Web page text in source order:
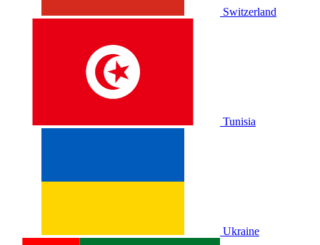
Switzerland
Tunisia
Ukraine